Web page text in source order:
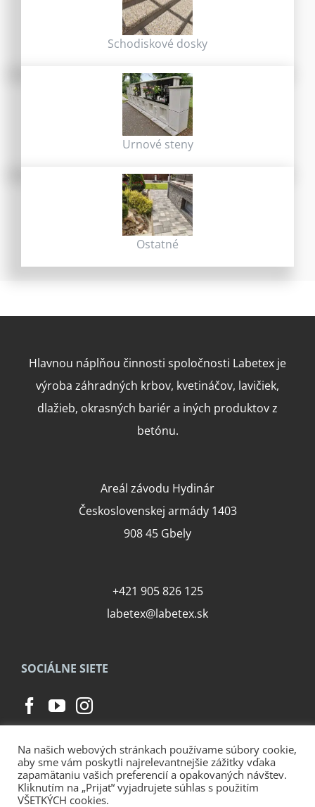
Schodiskové dosky
Urnové steny
Ostatné
Hlavnou náplňou činnosti spoločnosti Labetex je
výroba záhradných krbov, kvetináčov, lavičiek,
dlažieb, okrasných bariér a iných produktov z
betónu.
Areál závodu Hydinár
Československej armády 1403
908 45 Gbely
+421 905 826 125
labetex@labetex.sk
SOCIÁLNE SIETE
© Copyright2026 | Labetex, Československej armády 1403, 908 45 Gbely |
Na našich webových stránkach používame súbory cookie,
aby sme vám poskytli najrelevantnejšie zážitky vďaka
zapamätaniu vašich preferencií a opakovaných návštev.
Kliknutím na „Prijať“ vyjadrujete súhlas s použitím
VŠETKÝCH cookies.